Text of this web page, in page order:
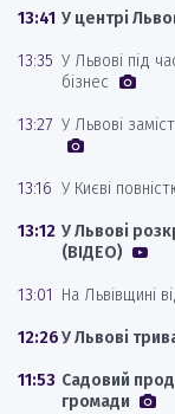
13:41 У центрі
13:35 У Львові під
бізнес
13:27 У Львові
13:16 У Києві
13:12 У Львові
(ВІДЕО)
13:01 На Львівщині
12:26У Львові
11:53 Садовий
громади